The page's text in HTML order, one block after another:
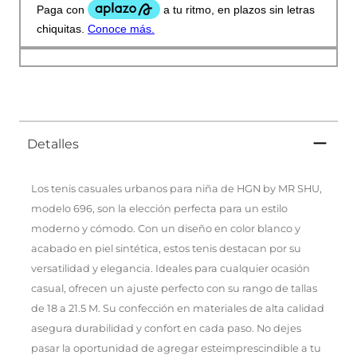
Detalles
Los tenis casuales urbanos para niña de HGN by MR SHU,
modelo 696, son la elección perfecta para un estilo
moderno y cómodo. Con un diseño en color blanco y
acabado en piel sintética, estos tenis destacan por su
versatilidad y elegancia. Ideales para cualquier ocasión
casual, ofrecen un ajuste perfecto con su rango de tallas
de 18 a 21.5 M. Su confección en materiales de alta calidad
asegura durabilidad y confort en cada paso. No dejes
pasar la oportunidad de agregar esteimprescindible a tu